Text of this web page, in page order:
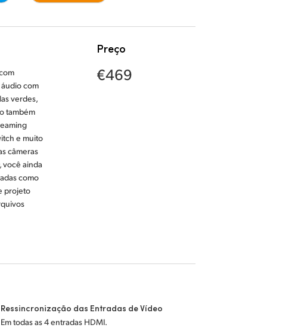
com
verdes,
também
e muito
câmeras
você ainda
como
projeto
Preço
€469
Ressincronização das Entradas de Vídeo
Em todas as 4 entradas HDMI.